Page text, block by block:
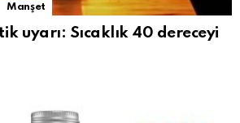
Manşet
uyarı: Sıcaklık 40 dereceyi